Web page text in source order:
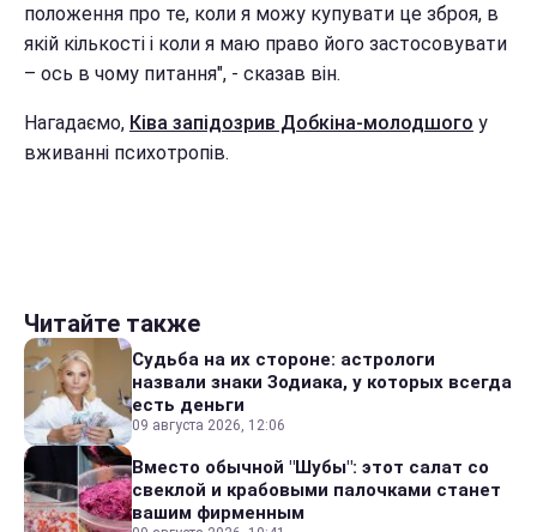
положення про те, коли я можу купувати це зброя, в
якій кількості і коли я маю право його застосовувати
– ось в чому питання", - сказав він.
Нагадаємо, Ківа запідозрив Добкіна-молодшого у
вживанні психотропів.
Читайте также
Судьба на их стороне: астрологи
назвали знаки Зодиака, у которых всегда
есть деньги
09 августа 2026, 12:06
Вместо обычной "Шубы": этот салат со
свеклой и крабовыми палочками станет
вашим фирменным